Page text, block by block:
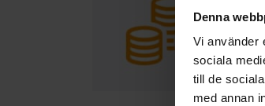
Denna
Vi använder
sociala
till de
med annan